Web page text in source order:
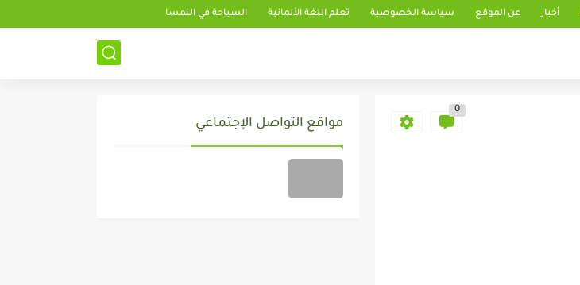
أخبار عن الموقع سياسة الخصوصية تعلم اللغة الألمانية السياحة في النمسا
0
مواقع التواصل الإجتماعي